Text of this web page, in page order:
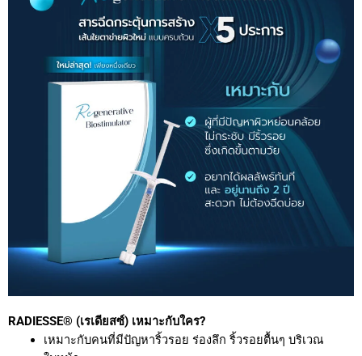
RADIESSE® (เรเดียสซ์) เหมาะกับใคร?
เหมาะกับคนที่มีปัญหาริ้วรอย ร่องลึก ริ้วรอยตื้นๆ บริเวณ